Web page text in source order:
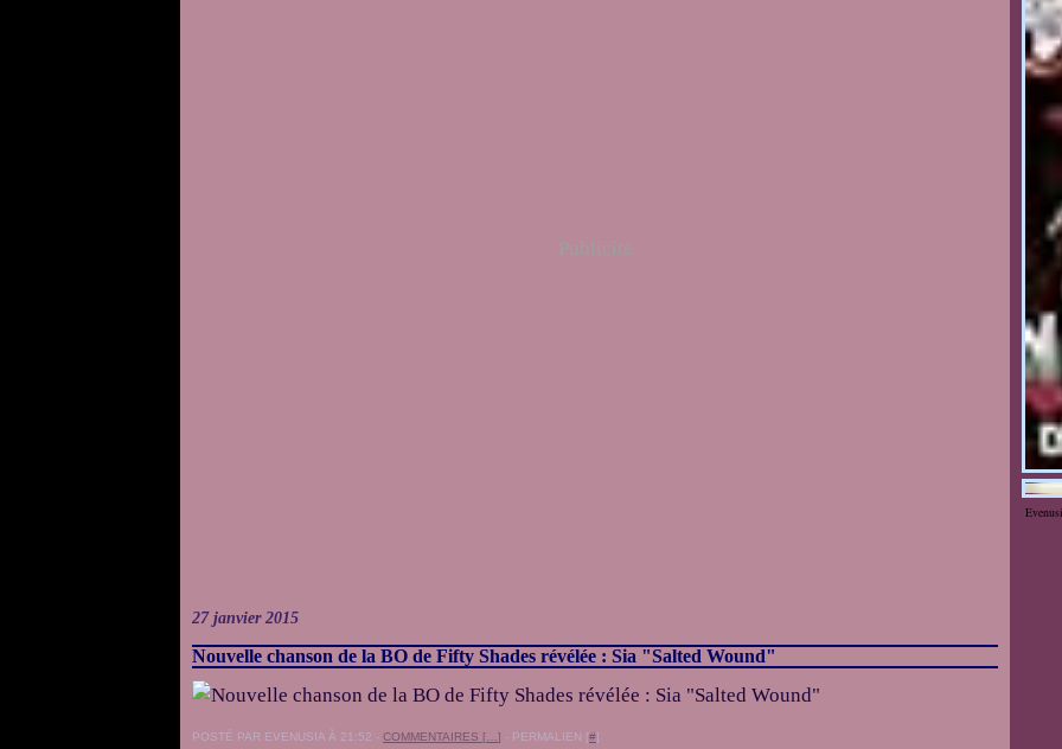
Publicité
27 janvier 2015
Nouvelle chanson de la BO de Fifty Shades révélée : Sia "Salted Wound"
POSTÉ PAR EVENUSIA À 21:52 - COMMENTAIRES [ ] - PERMALIEN [#]